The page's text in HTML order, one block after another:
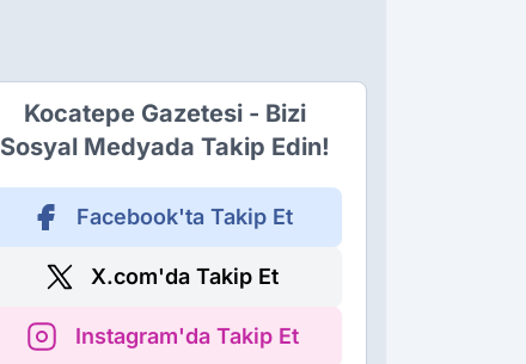
Kocatepe Gazetesi - Bizi
Sosyal Medyada Takip Edin!
Facebook'ta Takip Et
X.com'da Takip Et
Instagram'da Takip Et